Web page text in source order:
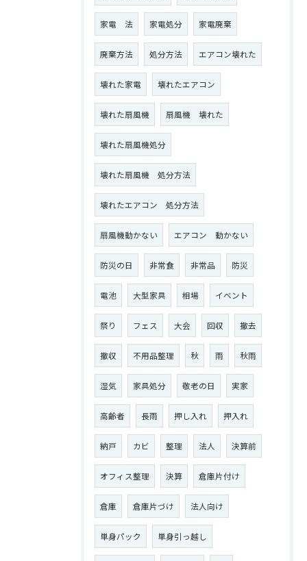
家電 法 家電処分 家電廃棄
廃棄方法 処分方法 エアコン壊れた
壊れた家電 壊れたエアコン
壊れた扇風機 扇風機 壊れた
壊れた扇風機処分
壊れた扇風機 処分方法
壊れたエアコン 処分方法
扇風機動かない エアコン 動かない
防災の日 非常食 非常品 防災
電池 大型家具 相場 イベント
祭り フェス 大会 回収 撤去
撤収 不用品整理 秋 雨 秋雨
湿気 家具処分 敬老の日 実家
高齢者 長雨 押し入れ 押入れ
納戸 カビ 整理 法人 決算前
オフィス整理 決算 倉庫片付け
倉庫 倉庫片づけ 法人向け
単身パック 単身引っ越し